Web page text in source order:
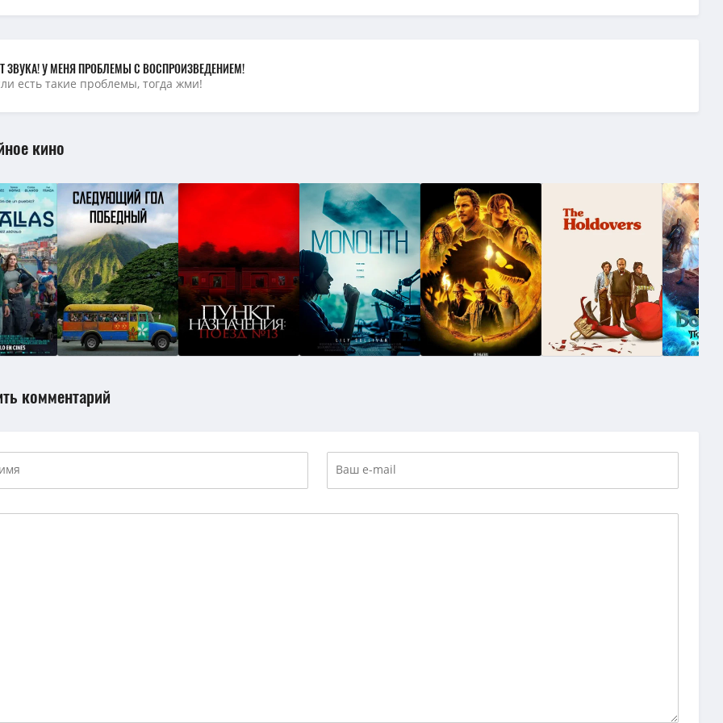
ЗВУКА! У МЕНЯ ПРОБЛЕМЫ С ВОСПРОИЗВЕДЕНИЕМ!
есть такие проблемы, тогда жми!
кино
комментарий